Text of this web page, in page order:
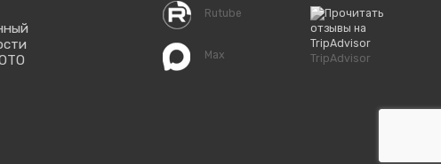
Rutube
Max TripAdvisor